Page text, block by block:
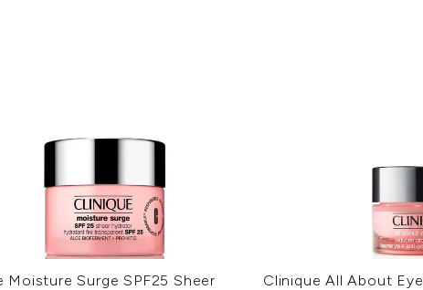
Moisture Surge SPF25 Sheer
Clinique All About